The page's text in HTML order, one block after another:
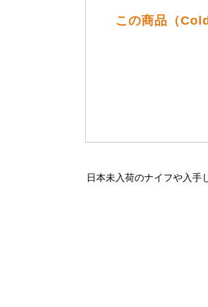
この商品（
日本未入荷のナイフや入手